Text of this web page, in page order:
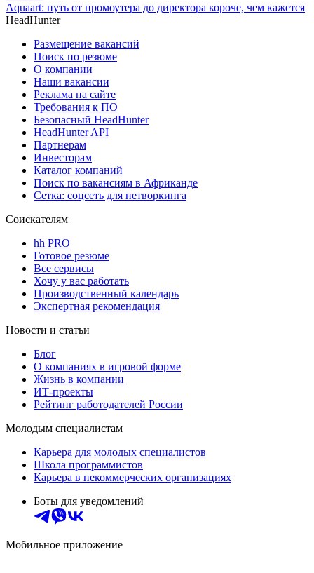
Aquaart: путь от промоутера до директора короче, чем кажется
HeadHunter
Размещение вакансий
Поиск по резюме
О компании
Наши вакансии
Реклама на сайте
Требования к ПО
Безопасный HeadHunter
HeadHunter API
Партнерам
Инвесторам
Каталог компаний
Поиск по вакансиям в Африканде
Сетка: соцсеть для нетворкинга
Соискателям
hh PRO
Готовое резюме
Все сервисы
Хочу у вас работать
Производственный календарь
Экспертная рекомендация
Новости и статьи
Блог
О компаниях в игровой форме
Жизнь в компании
ИТ-проекты
Рейтинг работодателей России
Молодым специалистам
Карьера для молодых специалистов
Школа программистов
Карьера в некоммерческих организациях
Боты для уведомлений
Мобильное приложение